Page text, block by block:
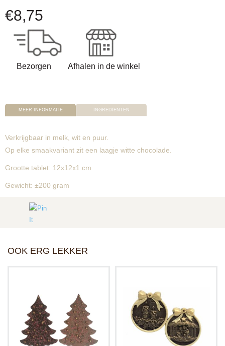
€8,75
Bezorgen Afhalen in de winkel
MEER INFORMATIE INGREDÏENTEN
Verkrijgbaar in melk, wit en puur.
Op elke smaakvariant zit een laagje witte chocolade.
Grootte tablet: 12x12x1 cm
Gewicht: ±200 gram
OOK ERG LEKKER